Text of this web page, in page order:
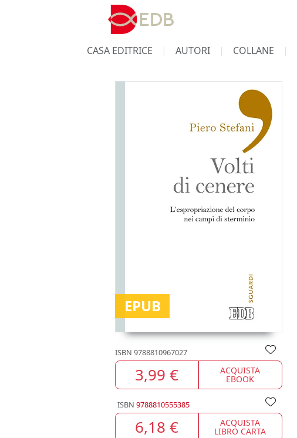
CASA EDITRICE AUTORI COLLANE
EPUB
ISBN 9788810967027
3,99 € ACQUISTA
EBOOK
ISBN 9788810555385
6,18 € ACQUISTA
LIBRO CARTA